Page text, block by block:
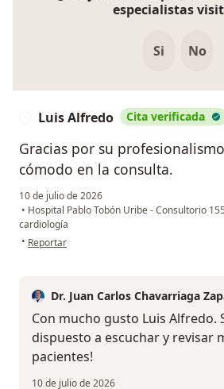
especialistas
Si No
Luis Alfredo Cita verificada
Gracias por su
cómodo en la consulta.
10 de julio de 2026
• Hospital Pablo Tobón Uribe - Consultorio 155
cardiología
• en opinión del usuario Luis Alfredo
Reportar
Dr. Juan Carlos Chavarriaga
Con mucho gusto Luis Alfredo.
dispuesto a escuchar y revisar
pacientes!
10 de julio de 2026